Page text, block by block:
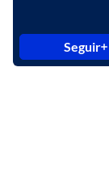
Seguir